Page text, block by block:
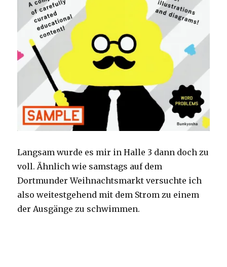
Langsam wurde es mir in Halle 3 dann doch zu
voll. Ähnlich wie samstags auf dem
Dortmunder Weihnachtsmarkt versuchte ich
also weitestgehend mit dem Strom zu einem
der Ausgänge zu schwimmen.